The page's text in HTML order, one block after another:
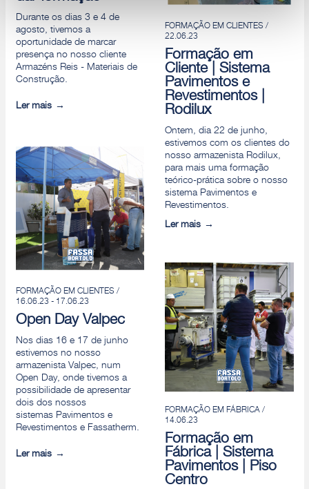
Rejeitar
Durante os dias 3 e 4 de
agosto, tivemos a
oportunidade de marcar
presença no nosso cliente
Armazéns Reis - Materiais de
Construção.
Ler mais
FORMAÇÃO EM CLIENTES /
22.06.23
Formação em
Cliente | Sistema
Pavimentos e
Revestimentos |
Rodilux
Ontem, dia 22 de junho,
estivemos com os clientes do
nosso armazenista Rodilux,
para mais uma formação
teórico-prática sobre o nosso
sistema Pavimentos e
Revestimentos.
Ler mais
FORMAÇÃO EM CLIENTES /
16.06.23 - 17.06.23
Open Day Valpec
Nos dias 16 e 17 de junho
estivemos no nosso
armazenista Valpec, num
Open Day, onde tivemos a
possibilidade de apresentar
dois dos nossos
sistemas Pavimentos e
Revestimentos e Fassatherm.
Ler mais
FORMAÇÃO EM FÁBRICA /
14.06.23
Formação em
Fábrica | Sistema
Pavimentos | Piso
Centro